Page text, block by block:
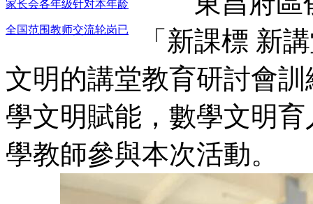
家长会各年级针对本年龄
全国范围教师交流轮岗已
「新課標 新
文明的講堂教育研討會
學文明賦能，數學文明
學教師參與本次活動。